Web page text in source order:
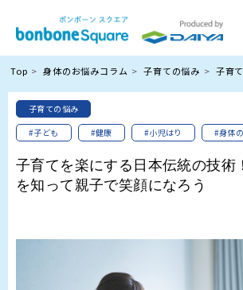
Top 身体のお悩みコラム 子育ての悩み 子育
子育ての悩み
#子ども
#健康 #小児はり #身体
子育てを楽にする日本伝統の技術
を知って親子で笑顔になろう